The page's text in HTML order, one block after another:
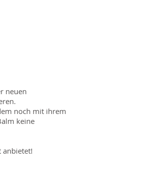
neuen
noch mit ihrem
keine
anbietet!